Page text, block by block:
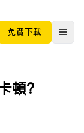
免费下载
顿？